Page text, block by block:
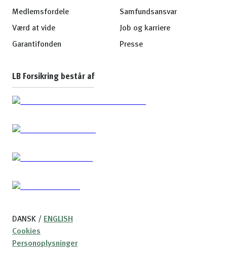
Medlemsfordele
Værd at vide
Garantifonden
Samfundsansvar
Job og karriere
Presse
LB Forsikring består af
DANSK / ENGLISH
Cookies
Personoplysninger